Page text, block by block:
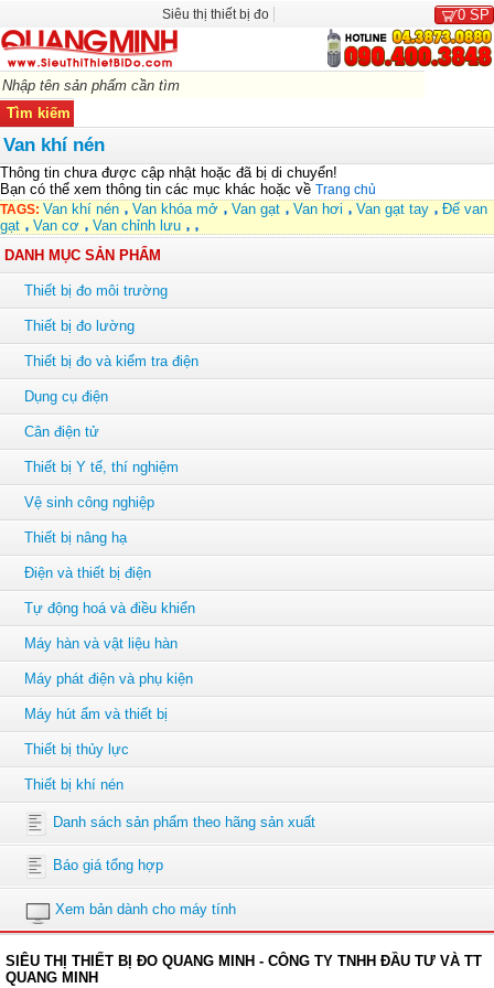
Siêu thị thiết bị đo 0 SP
Van khí nén
Thông tin chưa được cập nhật hoặc đã bị di chuyển!
Bạn có thể xem thông tin các mục khác hoặc về Trang chủ
TAGS: Van khí nén Van khóa mở Van gạt Van hơi Van gạt tay
Đế van
gạt
Van cơ
Van chỉnh lưu
DANH MỤC SẢN PHẨM
Thiết bị đo môi trường
Thiết bị đo lường
Thiết bị đo và kiểm tra điện
Dụng cụ điện
Cân điện tử
Thiết bị Y tế, thí nghiệm
Vệ sinh công nghiệp
Thiết bị nâng hạ
Điện và thiết bị điện
Tự động hoá và điều khiển
Máy hàn và vật liệu hàn
Máy phát điện và phụ kiện
Máy hút ẩm và thiết bị
Thiết bị thủy lực
Thiết bị khí nén
Danh sách sản phẩm theo hãng sản xuất
Báo giá tổng hợp
Xem bản dành cho máy tính
SIÊU THỊ THIẾT BỊ ĐO QUANG MINH - CÔNG TY TNHH ĐẦU TƯ VÀ TT
QUANG MINH